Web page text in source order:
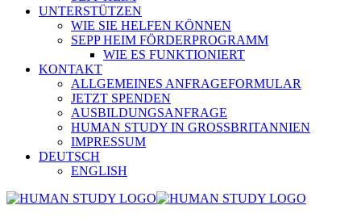
UNTERSTÜTZEN
WIE SIE HELFEN KÖNNEN
SEPP HEIM FÖRDERPROGRAMM
WIE ES FUNKTIONIERT
KONTAKT
ALLGEMEINES ANFRAGEFORMULAR
JETZT SPENDEN
AUSBILDUNGSANFRAGE
HUMAN STUDY IN GROSSBRITANNIEN
IMPRESSUM
DEUTSCH
ENGLISH